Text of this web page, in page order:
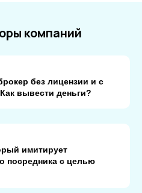
компаний
без лицензии и с
вывести деньги?
имитирует
посредника с целью